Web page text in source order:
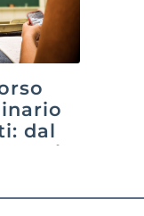
dal
al